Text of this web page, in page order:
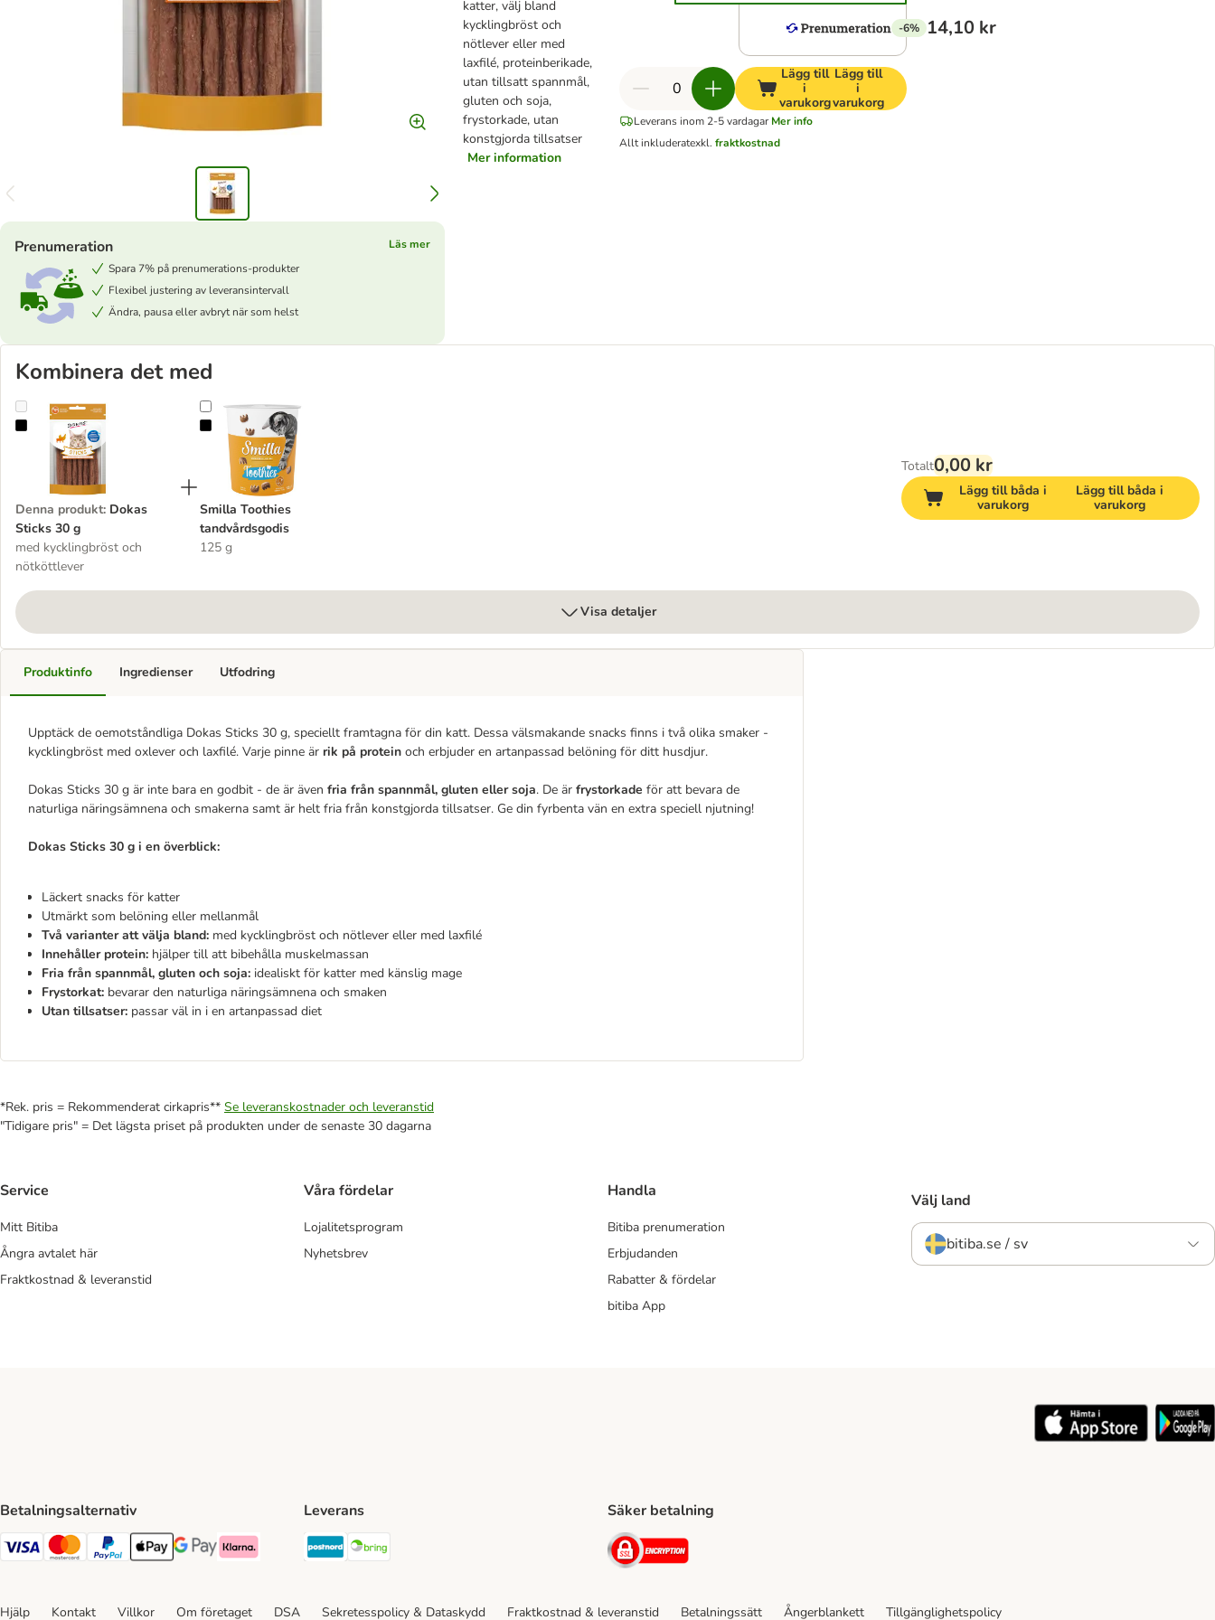
katter, välj bland
kycklingbröst och
nötlever eller med
laxfilé, proteinberikade,
utan tillsatt spannmål,
gluten och soja,
frystorkade, utan
konstgjorda tillsatser
Mer information
Prenumeration
Läs mer
Spara 7% på prenumerations-produkter
Flexibel justering av leveransintervall
Ändra, pausa eller avbryt när som helst
-6% 14,10 kr
Lägg till
i
varukorg
Lägg till
i
varukorg
Leverans inom 2-5 vardagar Mer info
Allt inkluderatexkl. fraktkostnad
Kombinera det med
Dokas Sticks 30 g
Denna produkt: Dokas
Sticks 30 g
med kycklingbröst och
nötköttlever
Smilla Toothies tandvårdsgodis
Smilla Toothies
tandvårdsgodis
125 g
Totalt0,00 kr
Lägg till båda i
varukorg
Lägg till båda i
varukorg
Visa detaljer
Produktinfo
Upptäck de oemotståndliga Dokas Sticks 30 g, speciellt framtagna för din katt. Dessa välsmakande snacks finns i två olika smaker -
kycklingbröst med oxlever och laxfilé. Varje pinne är rik på protein och erbjuder en artanpassad belöning för ditt husdjur.
Dokas Sticks 30 g är inte bara en godbit - de är även fria från spannmål, gluten eller soja. De är frystorkade för att bevara de
naturliga näringsämnena och smakerna samt är helt fria från konstgjorda tillsatser. Ge din fyrbenta vän en extra speciell njutning!
Dokas Sticks 30 g i en överblick:
Läckert snacks för katter
Utmärkt som belöning eller mellanmål
Två varianter att välja bland: med kycklingbröst och nötlever eller med laxfilé
Innehåller protein: hjälper till att bibehålla muskelmassan
Fria från spannmål, gluten och soja: idealiskt för katter med känslig mage
Frystorkat: bevarar den naturliga näringsämnena och smaken
Utan tillsatser: passar väl in i en artanpassad diet
Ingredienser Utfodring
*Rek. pris = Rekommenderat cirkapris** Se leveranskostnader och leveranstid
"Tidigare pris" = Det lägsta priset på produkten under de senaste 30 dagarna
Service
Mitt Bitiba
Ångra avtalet här
Fraktkostnad & leveranstid
Våra fördelar
Lojalitetsprogram
Nyhetsbrev
Handla
Bitiba prenumeration
Erbjudanden
Rabatter & fördelar
bitiba App
Välj land
bitiba.se / sv
Betalningsalternativ
VISA Payment Method
Mastercard Payment Method
Paypal Payment Method
Apple Pay Payment Method
Google Pay Payment Method
Klarna Payment Method
Leverans
Postnord Shipping Method
Säker betalning
Security
Hjälp Kontakt Villkor Om företaget DSA Sekretesspolicy & Dataskydd Fraktkostnad & leveranstid Betalningssätt Ångerblankett Tillgänglighetspolicy